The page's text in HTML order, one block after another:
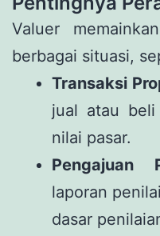
Valuer
berbagai situasi,
Transaksi
jual atau beli
nilai pasar.
Pengajuan
laporan
dasar